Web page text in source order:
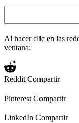
Al hacer clic en las
ventana:
Reddit Compartir
Pinterest Compartir
LinkedIn Compartir